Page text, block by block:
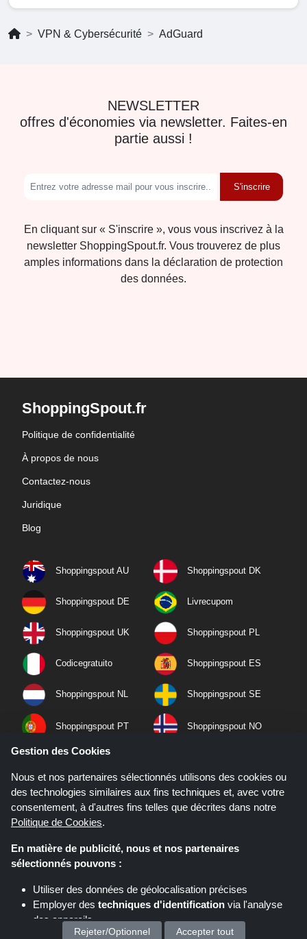
VPN & Cybersécurité AdGuard
NEWSLETTER
offres d'économies via newsletter. Faites-en
partie aussi !
S'inscrire
En cliquant sur « S'inscrire », vous vous inscrivez à la
newsletter ShoppingSpout.fr. Vous trouverez de plus
amples informations dans la déclaration de protection
des données.
ShoppingSpout.fr
Politique de confidentialité
À propos de nous
Contactez-nous
Juridique
Blog
Shoppingspout AU Shoppingspout DK
Shoppingspout DE Livrecupom
Shoppingspout UK Shoppingspout PL
Codicegratuito Shoppingspout ES
Shoppingspout NL Shoppingspout SE
Shoppingspout PT Shoppingspout NO
Si vous effectuez un achat après avoir cliqué sur les liens de ce site,
Shoppingspout.fr peut gagner une commission d'affiliation sur le site que
Gestion des Cookies
Nous et nos partenaires sélectionnés utilisons des cookies ou
des technologies similaires aux fins techniques et, avec votre
consentement, à d'autres fins telles que décrites dans notre
Politique de Cookies.
En matière de publicité, nous et nos partenaires
sélectionnés pouvons :
Utiliser des données de géolocalisation précises
Employer des techniques d'identification via l'analyse
des appareils
Stocker et/ou accéder à des informations sur un appareil
Rejeter/Optionnel Accepter tout